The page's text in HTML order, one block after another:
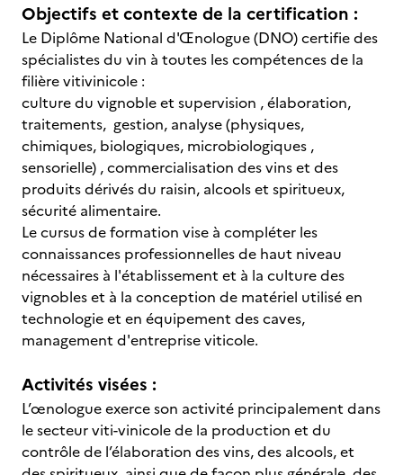
Objectifs et contexte de la certification :
Le Diplôme National d'Œnologue (DNO) certifie des
spécialistes du vin à toutes les compétences de la
filière vitivinicole :
culture du vignoble et supervision , élaboration,
traitements, gestion, analyse (physiques,
chimiques, biologiques, microbiologiques ,
sensorielle) , commercialisation des vins et des
produits dérivés du raisin, alcools et spiritueux,
sécurité alimentaire.
Le cursus de formation vise à compléter les
connaissances professionnelles de haut niveau
nécessaires à l'établissement et à la culture des
vignobles et à la conception de matériel utilisé en
technologie et en équipement des caves,
management d'entreprise viticole.
Activités visées :
L’œnologue exerce son activité principalement dans
le secteur viti-vinicole de la production et du
contrôle de l’élaboration des vins, des alcools, et